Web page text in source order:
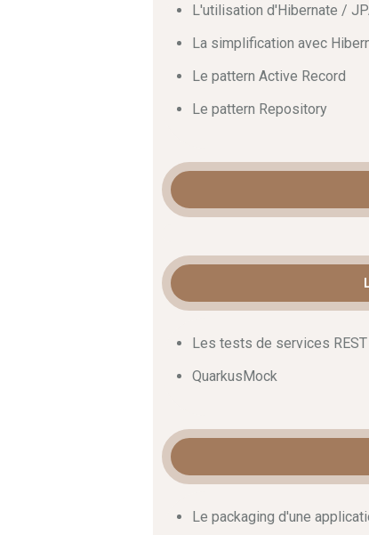
L'utilisation d'Hibernate /
La simplification avec
Le pattern Active Record
Le pattern Repository
Les tests de services REST
QuarkusMock
Le packaging d'une